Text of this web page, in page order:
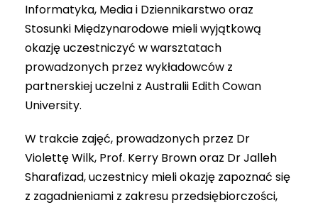
Informatyka, Media i Dziennikarstwo oraz
Stosunki Międzynarodowe mieli wyjątkową
okazję uczestniczyć w warsztatach
prowadzonych przez wykładowców z
partnerskiej uczelni z Australii Edith Cowan
University.
W trakcie zajęć, prowadzonych przez Dr
Violettę Wilk, Prof. Kerry Brown oraz Dr Jalleh
Sharafizad, uczestnicy mieli okazję zapoznać się
z zagadnieniami z zakresu przedsiębiorczości,